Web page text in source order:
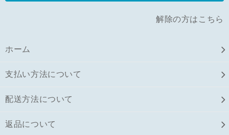
解除の方はこちら
ホーム
支払い方法について
配送方法について
返品について